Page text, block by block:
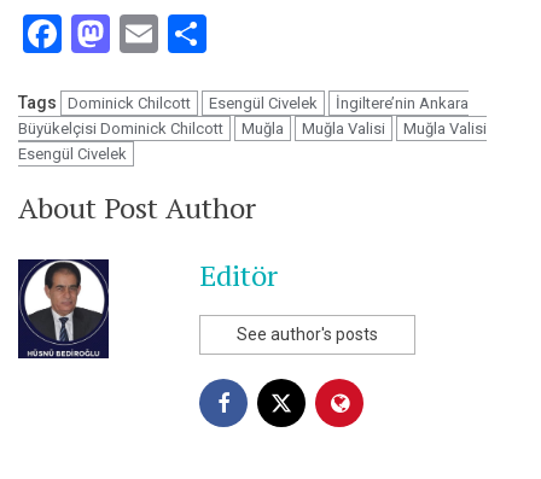
Facebook
Mastodon
Email
Tags Dominick Chilcott Esengül Civelek
İngiltere’nin Ankara
Büyükelçisi Dominick Chilcott
Muğla Muğla Valisi
Muğla Valisi
Esengül Civelek
About Post Author
Editör
See author's posts